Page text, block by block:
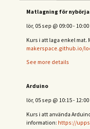
Matlagning för
lör, 05 sep @ 09:00- 10:00
Kurs i att laga enkel mat.
makerspace.github.io/
See more details
Arduino
lör, 05 sep @ 10:15- 12:00
Kurs i att använda
information: https://